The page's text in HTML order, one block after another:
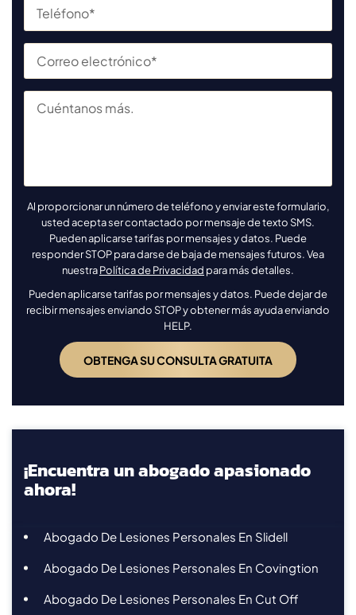
Al proporcionar un número de teléfono y enviar este formulario,
usted acepta ser contactado por mensaje de texto SMS.
Pueden aplicarse tarifas por mensajes y datos. Puede
responder STOP para darse de baja de mensajes futuros. Vea
nuestraPolítica de Privacidad para más detalles.
Pueden aplicarse tarifas por mensajes y datos. Puede dejar de
recibir mensajes enviando STOP y obtener más ayuda enviando
HELP.
¡Encuentra un abogado apasionado
ahora!
Abogado De Lesiones Personales En Slidell
Abogado De Lesiones Personales En Covingtion
Abogado De Lesiones Personales En Cut Off